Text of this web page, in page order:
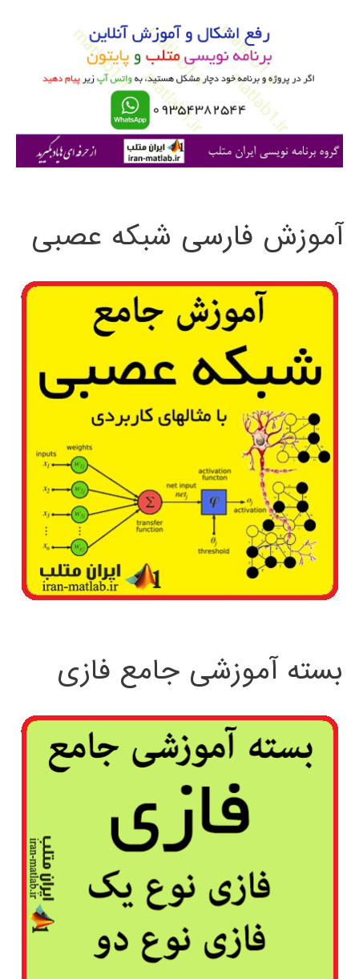
ی
آموزش فارسی شبکه عصبی
بسته آموزشی جامع فازی